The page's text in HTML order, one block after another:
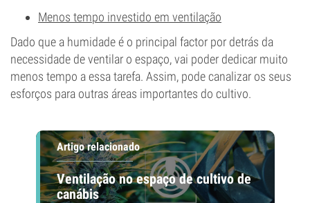
Menos tempo investido em ventilação
Dado que a humidade é o principal factor por detrás da
necessidade de ventilar o espaço, vai poder dedicar muito
menos tempo a essa tarefa. Assim, pode canalizar os seus
esforços para outras áreas importantes do cultivo.
Artigo relacionado
Ventilação no espaço de cultivo de
canábis